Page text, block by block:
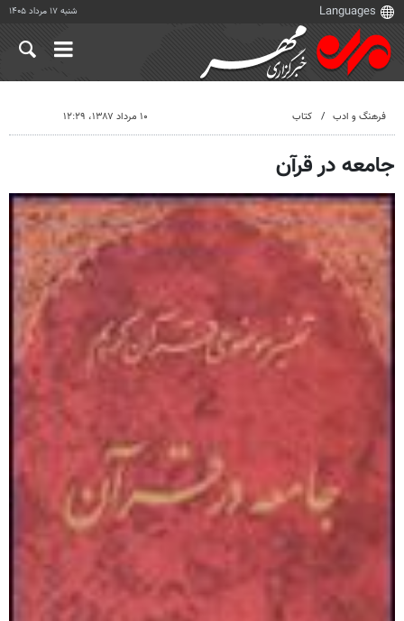
شنبه ۱۷ مرداد ۱۴۰۵
فرهنگ و ادب کتاب ۱۰ مرداد ۱۳۸۷، ۱۲:۲۹
جامعه در قرآن